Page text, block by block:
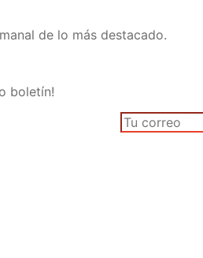
de lo más destacado.
boletín!